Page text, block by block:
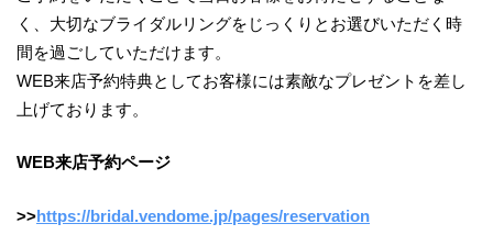
く、大切なブライダルリングをじっくりとお選びいただく時
間を過ごしていただけます。
WEB来店予約特典としてお客様には素敵なプレゼントを差し
上げております。
WEB来店予約ページ
>>https://bridal.vendome.jp/pages/reservation